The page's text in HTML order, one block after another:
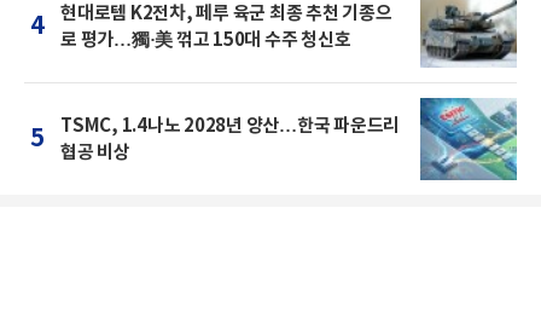
4
현대로템 K2전차, 페루 육군 최종 추천 기종으
로 평가…獨·美 꺾고 150대 수주 청신호
5
TSMC, 1.4나노 2028년 양산…한국 파운드리
협공 비상